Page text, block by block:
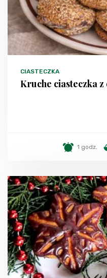
CIASTECZKA
Kruche ciasteczka
1 godz.